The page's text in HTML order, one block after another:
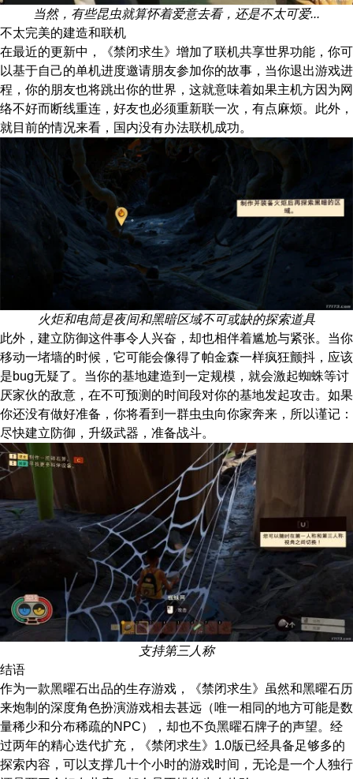
当然，有些昆虫就算怀着爱意去看，还是不太可爱...
不太完美的建造和联机
在最近的更新中，《禁闭求生》增加了联机共享世界功能，你可
以基于自己的单机进度邀请朋友参加你的故事，当你退出游戏进
程，你的朋友也将跳出你的世界，这就意味着如果主机方因为网
络不好而断线重连，好友也必须重新联一次，有点麻烦。此外，
就目前的情况来看，国内没有办法联机成功。
火炬和电筒是夜间和黑暗区域不可或缺的探索道具
此外，建立防御这件事令人兴奋，却也相伴着尴尬与紧张。当你
移动一堵墙的时候，它可能会像得了帕金森一样疯狂颤抖，应该
是bug无疑了。当你的基地建造到一定规模，就会激起蜘蛛等讨
厌家伙的敌意，在不可预测的时间段对你的基地发起攻击。如果
你还没有做好准备，你将看到一群虫虫向你家奔来，所以谨记：
尽快建立防御，升级武器，准备战斗。
支持第三人称
结语
作为一款黑曜石出品的生存游戏，《禁闭求生》虽然和黑曜石历
来炮制的深度角色扮演游戏相去甚远（唯一相同的地方可能是数
量稀少和分布稀疏的NPC），却也不负黑曜石牌子的声望。经
过两年的精心迭代扩充，《禁闭求生》1.0版已经具备足够多的
探索内容，可以支撑几十个小时的游戏时间，无论是一个人独行